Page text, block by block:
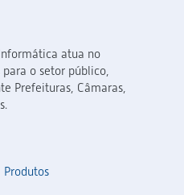
atua no
o setor público,
Prefeituras, Câmaras,
Produtos